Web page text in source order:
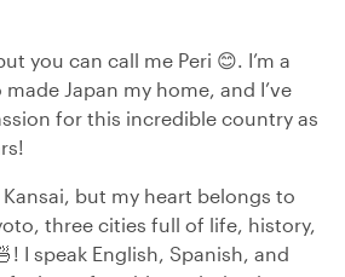
you can call me Peri 😊. I’m a
Japan my home, and I’ve
for this incredible country as
but my heart belongs to
three cities full of life, history,
I speak English, Spanish, and